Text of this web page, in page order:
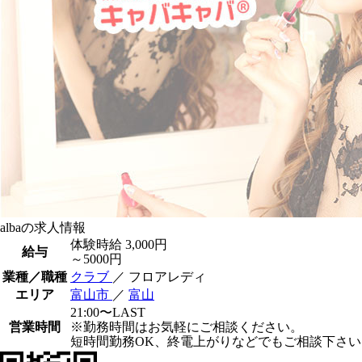
albaの求人情報
給与
体験時給 3,000円
～5000円
業種／職種 クラブ ／ フロアレディ
エリア
富山市 ／ 富山
営業時間
21:00〜LAST
※勤務時間はお気軽にご相談ください。
短時間勤務OK、終電上がりなどでもご相談下さ